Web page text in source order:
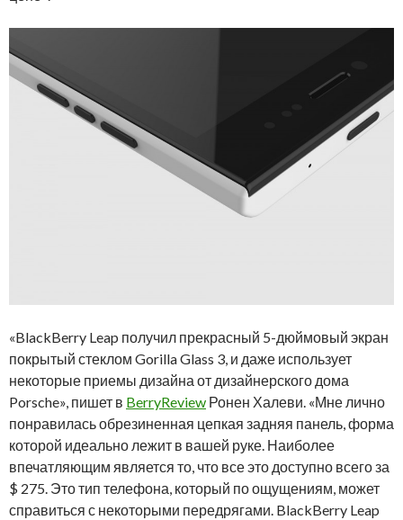
«BlackBerry Leap получил прекрасный 5-дюймовый экран
покрытый стеклом Gorilla Glass 3, и даже использует
некоторые приемы дизайна от дизайнерского дома
Porsche», пишет в BerryReview Ронен Халеви. «Мне лично
понравилась обрезиненная цепкая задняя панель, форма
которой идеально лежит в вашей руке. Наиболее
впечатляющим является то, что все это доступно всего за
$ 275. Это тип телефона, который по ощущениям, может
справиться с некоторыми передрягами. BlackBerry Leap